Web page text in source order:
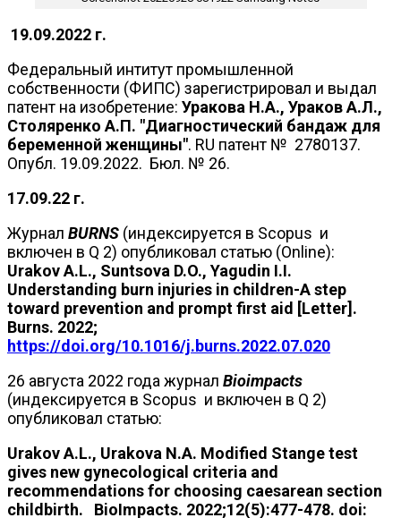
19.09.2022 г.
Федеральный интитут промышленной
собственности (ФИПС) зарегистрировал и выдал
патент на изобретение: Уракова Н.А., Ураков А.Л.,
Столяренко А.П. "Диагностический бандаж для
беременной женщины". RU патент № 2780137.
Опубл. 19.09.2022. Бюл. № 26.
17.09.22 г.
Журнал BURNS (индексируется в Scopus и
включен в Q 2) опубликовал статью (Online):
Urakov A.L., Suntsova D.O., Yagudin I.I.
Understanding burn injuries in children-A step
toward prevention and prompt first aid [Letter].
Burns. 2022;
https://doi.org/10.1016/j.burns.2022.07.020
26 августа 2022 года журнал Bioimpacts
(индексируется в Scopus и включен в Q 2)
опубликовал статью:
Urakov A.L., Urakova N.A. Modified Stange test
gives new gynecological criteria and
recommendations for choosing caesarean section
childbirth. BioImpacts. 2022;12(5):477-478. doi: